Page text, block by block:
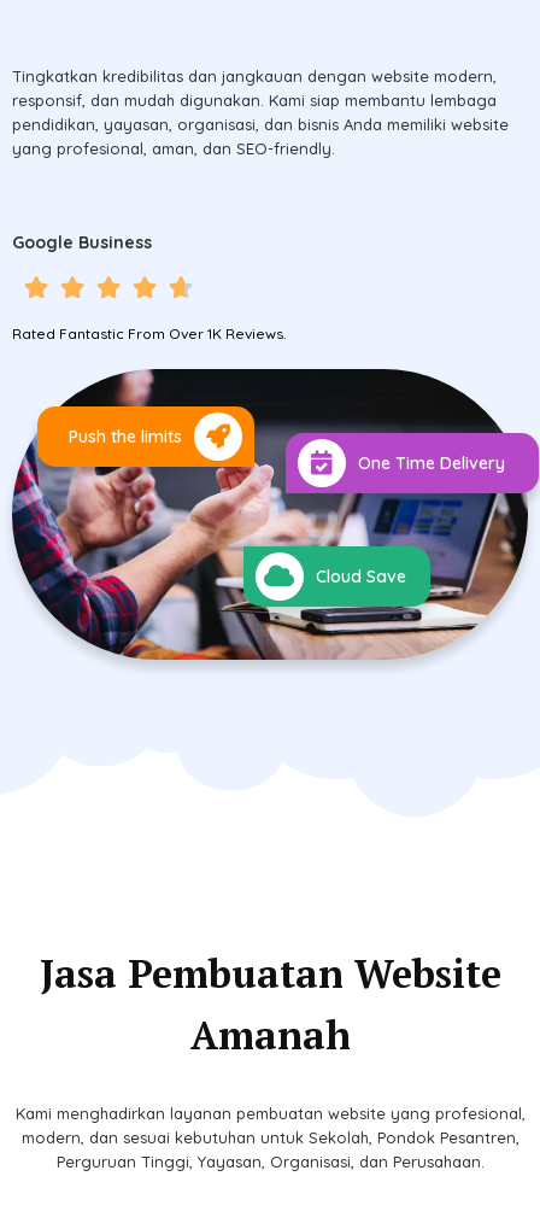
Tingkatkan kredibilitas dan jangkauan dengan website modern,
responsif, dan mudah digunakan. Kami siap membantu lembaga
pendidikan, yayasan, organisasi, dan bisnis Anda memiliki website
yang profesional, aman, dan SEO-friendly.
Google Business
Rated Fantastic From Over 1K Reviews.
Push the limits
One Time Delivery
Cloud Save
Jasa Pembuatan Website
Amanah
Kami menghadirkan layanan pembuatan website yang profesional,
modern, dan sesuai kebutuhan untuk Sekolah, Pondok Pesantren,
Perguruan Tinggi, Yayasan, Organisasi, dan Perusahaan.